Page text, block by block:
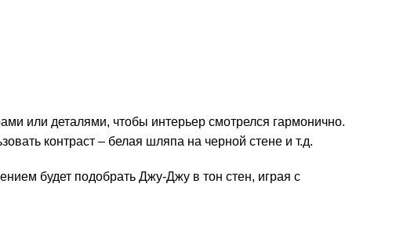
или деталями, чтобы интерьер смотрелся гармонично.
контраст – белая шляпа на черной стене и т.д.
будет подобрать Джу-Джу в тон стен, играя с